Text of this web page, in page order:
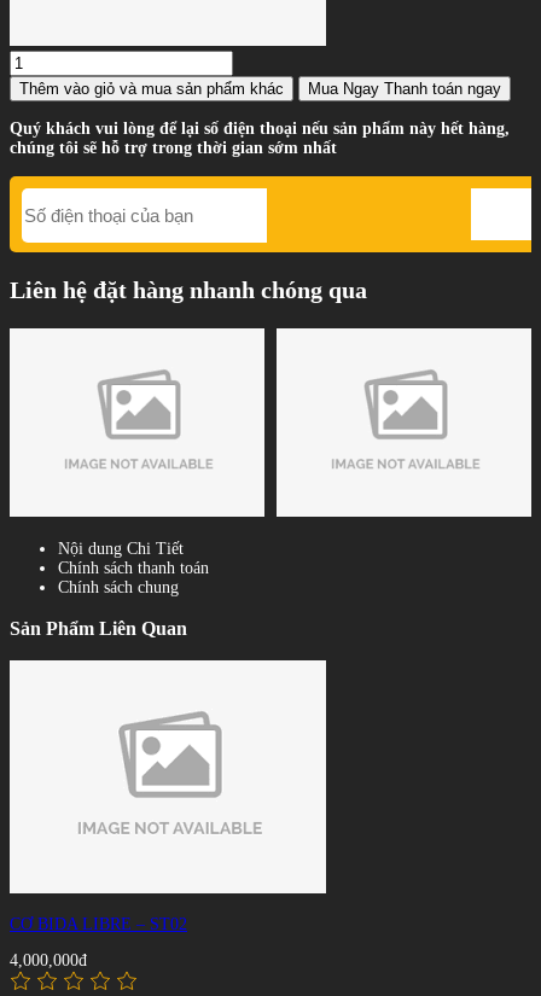
Thêm vào giỏ và mua sản phẩm khác Mua Ngay Thanh toán ngay
Quý khách vui lòng để lại số điện thoại nếu sản phẩm này hết hàng,
chúng tôi sẽ hỗ trợ trong thời gian sớm nhất
Liên hệ đặt hàng nhanh chóng qua
Nội dung Chi Tiết
Chính sách thanh toán
Chính sách chung
Sản Phẩm Liên Quan
CƠ BIDA LIBRE – ST02
4,000,000đ